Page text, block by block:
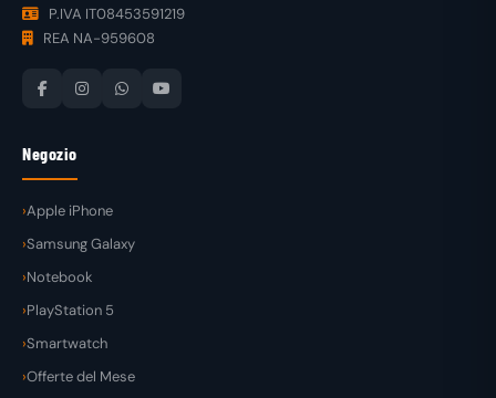
P.IVA IT08453591219
REA NA-959608
Negozio
Apple iPhone
Samsung Galaxy
Notebook
PlayStation 5
Smartwatch
Offerte del Mese